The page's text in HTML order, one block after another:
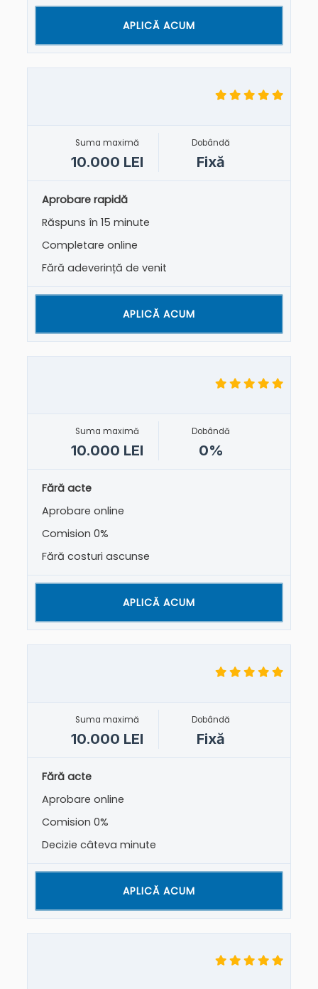
APLICĂ ACUM
Suma maximă
10.000 LEI
Dobândă
Fixă
Aprobare rapidă
Răspuns în 15 minute
Completare online
Fără adeverință de venit
APLICĂ ACUM
Suma maximă
10.000 LEI
Dobândă
0%
Fără acte
Aprobare online
Comision 0%
Fără costuri ascunse
APLICĂ ACUM
Suma maximă
10.000 LEI
Dobândă
Fixă
Fără acte
Aprobare online
Comision 0%
Decizie câteva minute
APLICĂ ACUM